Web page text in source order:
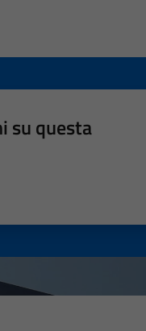
su questa